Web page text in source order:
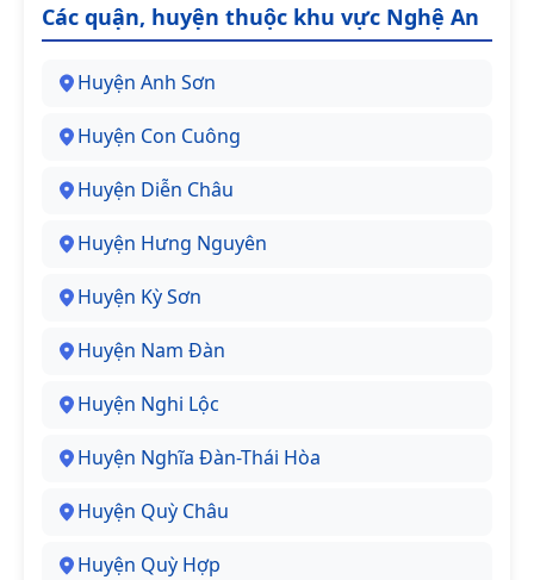
Các quận, huyện thuộc khu vực Nghệ An
Huyện Anh Sơn
Huyện Con Cuông
Huyện Diễn Châu
Huyện Hưng Nguyên
Huyện Kỳ Sơn
Huyện Nam Đàn
Huyện Nghi Lộc
Huyện Nghĩa Đàn-Thái Hòa
Huyện Quỳ Châu
Huyện Quỳ Hợp